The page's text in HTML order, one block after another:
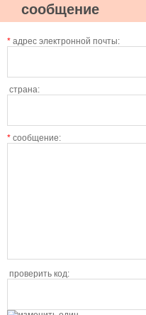
сообщение
* адрес электронной почты:
страна:
* сообщение:
проверить код: